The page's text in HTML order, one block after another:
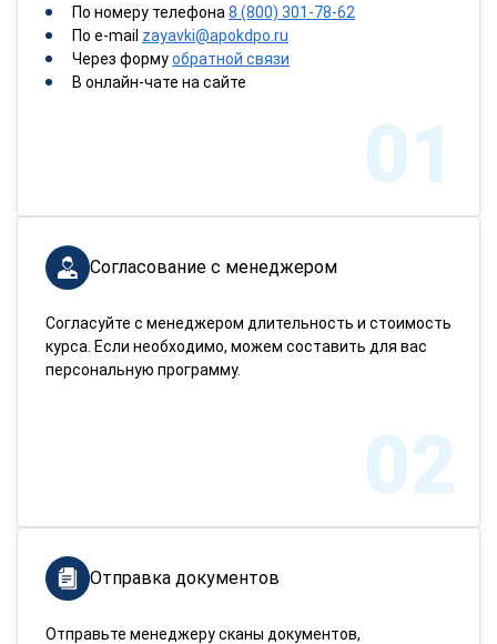
По номеру телефона 8 (800) 301-78-62
По e-mail zayavki@apokdpo.ru
Через формуобратной связи
В онлайн-чате на сайте
01
Согласование с менеджером
Согласуйте с менеджером длительность и стоимость
курса. Если необходимо, можем составить для вас
персональную программу.
02
Отправка документов
Отправьте менеджеру сканы документов,